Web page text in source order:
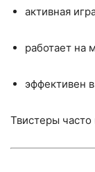
активная
работает на
эффективен
Твистеры часто